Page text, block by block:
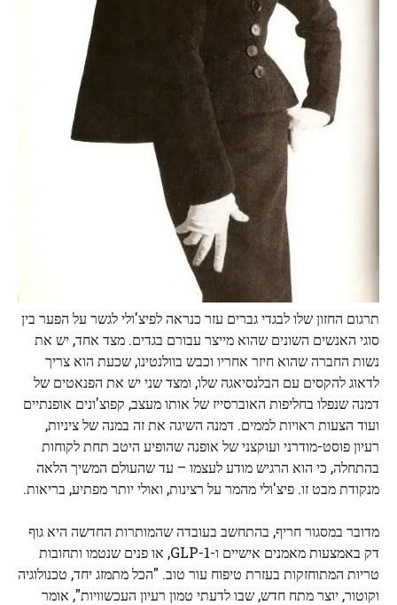
תרגום החזון שלו לבגדי גברים עזר כנראה לפיצ'ולי לגשר על הפער בין
סוגי האנשים השונים שהוא מייצר עבורם בגדים. מצד אחד, יש את
נשות החברה שהוא חיזר אחריו וכבש בוולנטינו, שכעת הוא צריך
לדאוג להקסים עם הבלנסיאגה שלו, ומצד שני יש את הפנאטים של
דמנה שנפלו בחליפות האוברסייז של אותו מעצב, קפוצ'ונים אופנתיים
ועוד הצעות ראויות לממים. דמנה השיגה את זה במנה של ציניות,
רעיון פוסט-מודרני ועוקצני של אופנה שהופיע היטב תחת לקוחות
בהתחלה, כי הוא הרגיש מודע לעצמו – עד שהעולם המשיך הלאה
מנקודת מבט זו. פיצ'ולי מהמר על רצינות, ואולי יותר מפתיע, בריאות.
מדובר במסגור חריף, בהתחשב בעובדה שהמותרות החדשה היא גוף
דק באמצעות מאמנים אישיים ו-GLP-1, או פנים שנטמו ותחובות
טריות המתוחזקות בעזרת טיפוח עור טוב. "הכל מתמזג יחד, טכנולוגיה
וקוטור, יוצר מתח חדש, שבו לדעתי טמון רעיון העכשוויות", אומר